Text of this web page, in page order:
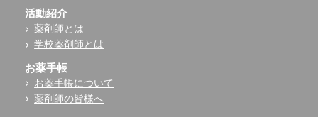
活動紹介
薬剤師とは
学校薬剤師とは
お薬手帳
お薬手帳について
薬剤師の皆様へ